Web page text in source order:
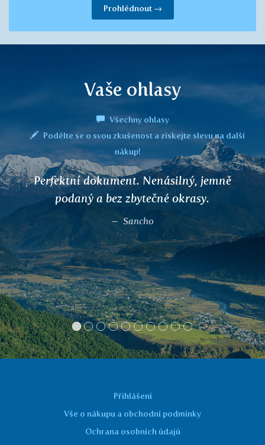
Prohlédnout →
Vaše ohlasy
Všechny ohlasy
Podělte se o svou zkušenost a získejte slevu na další
nákup!
Dostala jsem od kamarádky čaj na
močové cesty a jsem s ním spokojená.
Děkuji.
Marcela
Přihlášení
Vše o nákupu a obchodní podmínky
Ochrana osobních údajů